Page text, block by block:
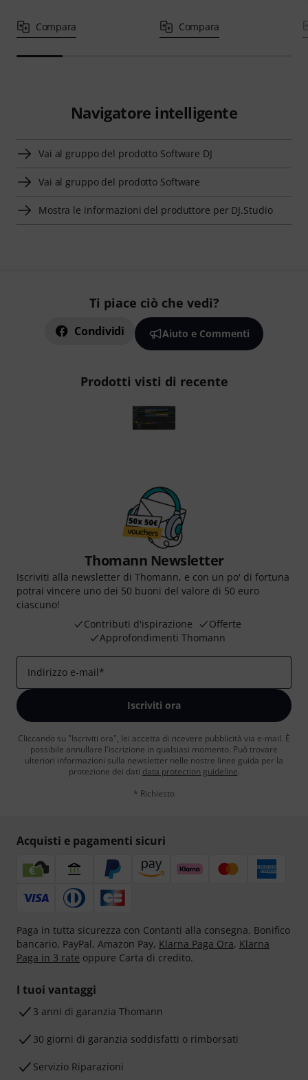
Compara Compara
Navigatore intelligente
Vai al gruppo del prodotto Software DJ
Vai al gruppo del prodotto Software
Mostra le informazioni del produttore per DJ.Studio
Ti piace ciò che vedi?
Condividi Aiuto e Commenti
Prodotti visti di recente
Thomann Newsletter
Iscriviti alla newsletter di Thomann, e con un po' di fortuna
potrai vincere uno dei 50 buoni del valore di 50 euro
ciascuno!
Contributi d'ispirazione
Offerte
Approfondimenti Thomann
Indirizzo e-mail*
Iscriviti ora
Cliccando su "Iscriviti ora", lei accetta di ricevere pubblicità via e-mail. È
possibile annullare l'iscrizione in qualsiasi momento. Può trovare
ulteriori informazioni sulla newsletter nelle nostre linee guida per la
protezione dei dati data protection guideline.
* Richiesto
Acquisti e pagamenti sicuri
Paga in tutta sicurezza con Contanti alla consegna, Bonifico
bancario, PayPal, Amazon Pay, Klarna Paga Ora, Klarna
Paga in 3 rate oppure Carta di credito.
I tuoi vantaggi
3 anni di garanzia Thomann
30 giorni di garanzia soddisfatti o rimborsati
Servizio Riparazioni